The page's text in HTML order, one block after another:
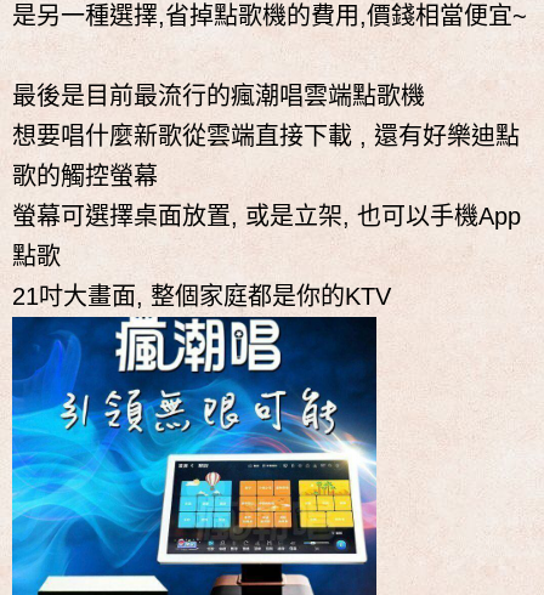
是另一種選擇,省掉點歌機的費用,價錢相當便宜~
最後是目前最流行的瘋潮唱雲端點歌機
想要唱什麼新歌從雲端直接下載 , 還有好樂迪點
歌的觸控螢幕
螢幕可選擇桌面放置, 或是立架, 也可以手機App
點歌
21吋大畫面, 整個家庭都是你的KTV